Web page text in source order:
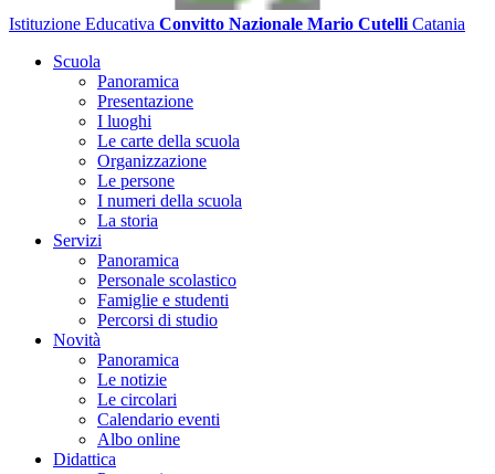
Istituzione Educativa Convitto Nazionale Mario Cutelli Catania
Scuola
Panoramica
Presentazione
I luoghi
Le carte della scuola
Organizzazione
Le persone
I numeri della scuola
La storia
Servizi
Panoramica
Personale scolastico
Famiglie e studenti
Percorsi di studio
Novità
Panoramica
Le notizie
Le circolari
Calendario eventi
Albo online
Didattica